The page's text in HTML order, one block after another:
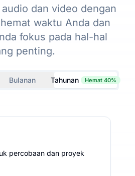
dan video dengan
waktu Anda dan
fokus pada hal-hal
penting.
Bulanan Tahunan Hemat 40%
percobaan dan proyek